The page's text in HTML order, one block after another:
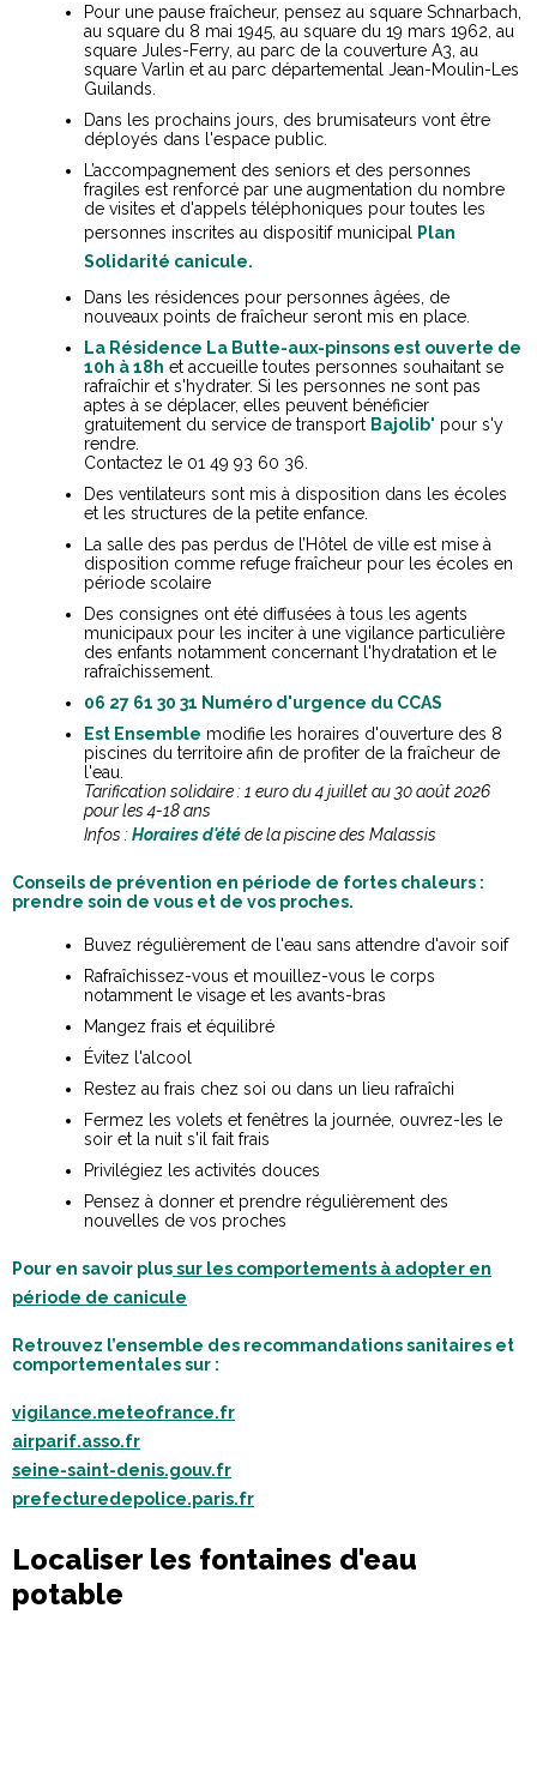
Pour une pause fraîcheur, pensez au square Schnarbach,
au square du 8 mai 1945, au square du 19 mars 1962, au
square Jules-Ferry, au parc de la couverture A3, au
square Varlin et au parc départemental Jean-Moulin-Les
Guilands.
Dans les prochains jours, des brumisateurs vont être
déployés dans l'espace public.
L’accompagnement des seniors et des personnes
fragiles est renforcé par une augmentation du nombre
de visites et d'appels téléphoniques pour toutes les
personnes inscrites au dispositif municipal
Plan
Solidarité canicule.
Dans les résidences pour personnes âgées, de
nouveaux points de fraîcheur seront mis en place.
La Résidence La Butte-aux-pinsons est ouverte de
10h à 18h et accueille toutes personnes souhaitant se
rafraîchir et s'hydrater. Si les personnes ne sont pas
aptes à se déplacer, elles peuvent bénéficier
gratuitement du service de transport Bajolib' pour s'y
rendre.
Contactez le 01 49 93 60 36.
Des ventilateurs sont mis à disposition dans les écoles
et les structures de la petite enfance.
La salle des pas perdus de l’Hôtel de ville est mise à
disposition comme refuge fraîcheur pour les écoles en
période scolaire
Des consignes ont été diffusées à tous les agents
municipaux pour les inciter à une vigilance particulière
des enfants notamment concernant l'hydratation et le
rafraîchissement.
06 27 61 30 31 Numéro d'urgence du CCAS
Est Ensemble modifie les horaires d'ouverture des 8
piscines du territoire afin de profiter de la fraîcheur de
l'eau.
Tarification solidaire : 1 euro du 4 juillet au 30 août 2026
pour les 4-18 ans
Infos :Horaires d'étéde la piscine des Malassis
Conseils de prévention en période de fortes chaleurs :
prendre soin de vous et de vos proches.
Buvez régulièrement de l'eau sans attendre d'avoir soif
Rafraîchissez-vous et mouillez-vous le corps
notamment le visage et les avants-bras
Mangez frais et équilibré
Évitez l'alcool
Restez au frais chez soi ou dans un lieu rafraîchi
Fermez les volets et fenêtres la journée, ouvrez-les le
soir et la nuit s'il fait frais
Privilégiez les activités douces
Pensez à donner et prendre régulièrement des
nouvelles de vos proches
Pour en savoir plussur les comportements à adopter en
période de canicule
Retrouvez l’ensemble des recommandations sanitaires et
comportementales sur :
vigilance.meteofrance.fr
airparif.asso.fr
seine-saint-denis.gouv.fr
prefecturedepolice.paris.fr
Localiser les fontaines d'eau
potable